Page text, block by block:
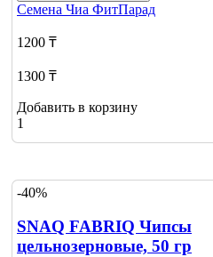
Семена Чиа ФитПарад
1200 ₸
1300 ₸
Добавить в корзину
1
-40%
SNAQ FABRIQ Чипсы
цельнозерновые, 50 гр